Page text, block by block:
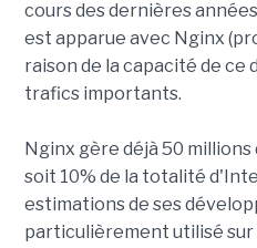
cours des dernières
est apparue avec Nginx
raison de la capacité de
trafics importants.
Nginx gère déjà 50 millions
soit 10% de la totalité
estimations de ses
particulièrement utilisé